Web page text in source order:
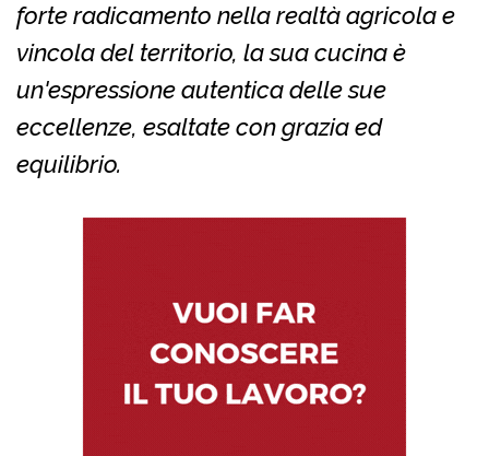
forte radicamento nella realtà agricola e
vincola del territorio, la sua cucina è
un'espressione autentica delle sue
eccellenze, esaltate con grazia ed
equilibrio.